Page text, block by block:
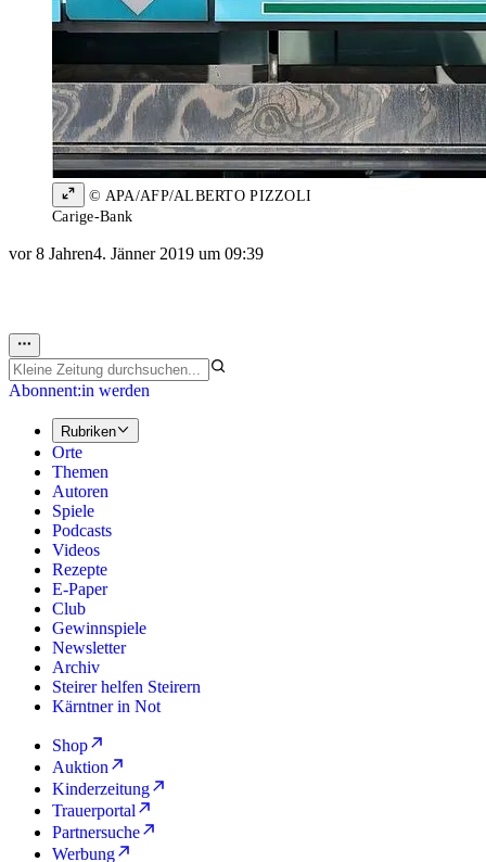
© APA/AFP/ALBERTO PIZZOLI
Carige-Bank
vor 8 Jahren4. Jänner 2019 um 09:39
Abonnent:in werden
Rubriken
Orte
Themen
Autoren
Spiele
Podcasts
Videos
Rezepte
E-Paper
Club
Gewinnspiele
Newsletter
Archiv
Steirer helfen Steirern
Kärntner in Not
Shop
Auktion
Kinderzeitung
Trauerportal
Partnersuche
Werbung